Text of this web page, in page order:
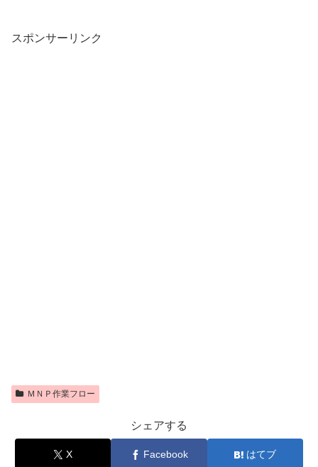
スポンサーリンク
ＭＮＰ作業フロー
シェアする
X Facebook はてブ